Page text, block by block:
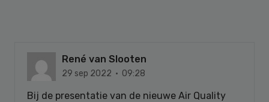
René van Slooten
29 sep 2022 · 09:28
Bij de presentatie van de nieuwe Air Quality